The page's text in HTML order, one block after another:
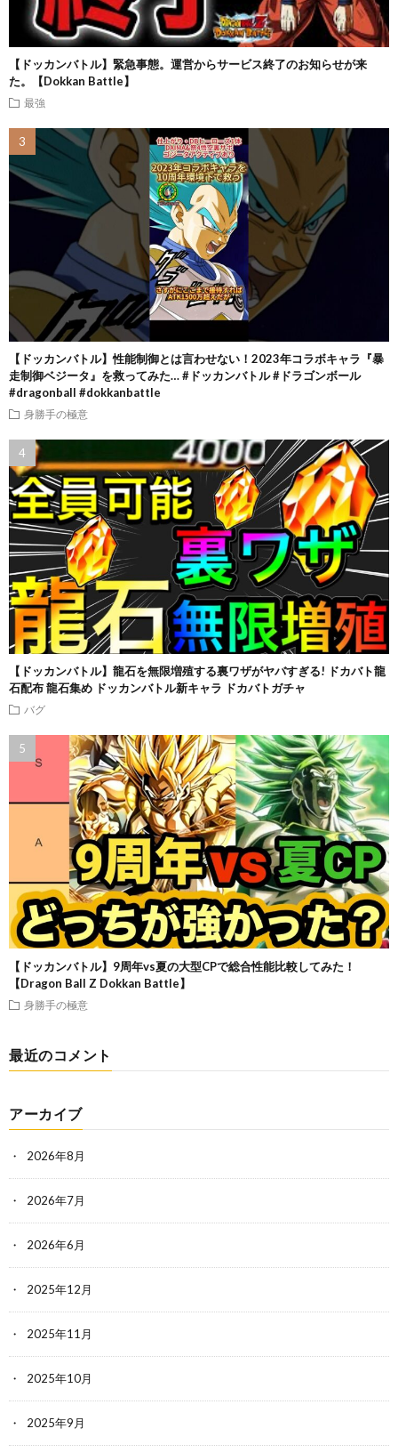
【ドッカンバトル】緊急事態。運営からサービス終了のお知らせが来
た。【Dokkan Battle】
最強
【ドッカンバトル】性能制御とは言わせない！2023年コラボキャラ『暴
走制御ベジータ』を救ってみた… #ドッカンバトル #ドラゴンボール
#dragonball #dokkanbattle
身勝手の極意
【ドッカンバトル】龍石を無限増殖する裏ワザがヤバすぎる! ドカバト龍
石配布 龍石集め ドッカンバトル新キャラ ドカバトガチャ
バグ
【ドッカンバトル】9周年vs夏の大型CPで総合性能比較してみた！
【Dragon Ball Z Dokkan Battle】
身勝手の極意
最近のコメント
アーカイブ
2026年8月
2026年7月
2026年6月
2025年12月
2025年11月
2025年10月
2025年9月